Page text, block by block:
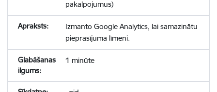
pakalpojumus)
Izmanto Google Analytics, lai samazinātu
pieprasījuma līmeni.
1 minūte